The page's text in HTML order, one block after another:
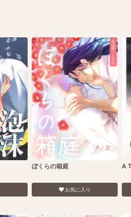
ぼくらの箱庭
お気に入り
A